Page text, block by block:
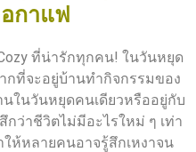
กาแฟ
ที่น่ารักทุกคน! ในวันหยุด
กที่จะอยู่บ้านทำกิจกรรมของ
นในวันหยุดคนเดียวหรืออยู่กับ
ว่าชีวิตไม่มีอะไรใหม่ ๆ เท่า
ห้หลายคนอาจรู้สึกเหงาจน